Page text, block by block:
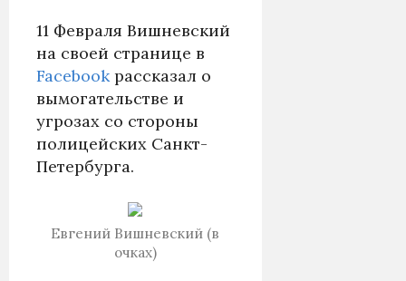
11 Февраля Вишневский
на своей странице в
Facebookрассказал о
вымогательстве и
угрозах со стороны
полицейских Санкт-
Петербурга.
Евгений Вишневский (в
очках)